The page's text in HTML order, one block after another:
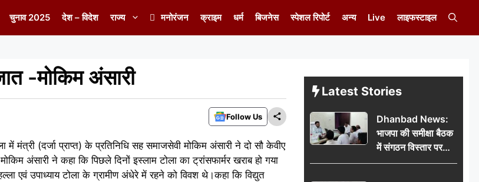
चुनाव 2025 देश – विदेश राज्य मनोरंजन क्राइम धर्म बिजनेस स्पेशल रिपोर्ट अन्य Live लाइफस्टाइल
-मोकिम अंसारी
Follow Us
में मंत्री (दर्जा प्राप्त) के प्रतिनिधि सह समाजसेवी मोकिम अंसारी ने दो सौ केवीए
अंसारी ने कहा कि पिछले दिनों इस्लाम टोला का ट्रांसफार्मर खराब हो गया
एवं उपाध्याय टोला के ग्रामीण अंधेरे में रहने को विवश थे।कहा कि विद्युत
Latest Stories
Dhanbad News:
भाजपा की समीक्षा बैठक
में संगठन विस्तार पर
मंथन, बीडीओ से